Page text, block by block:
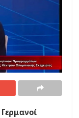
Γερμανοί